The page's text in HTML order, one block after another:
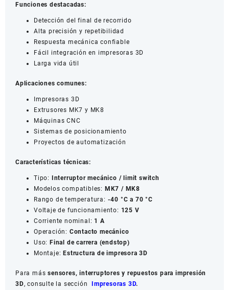
Funciones destacadas:
Detección del final de recorrido
Alta precisión y repetibilidad
Respuesta mecánica confiable
Fácil integración en impresoras 3D
Larga vida útil
Aplicaciones comunes:
Impresoras 3D
Extrusores MK7 y MK8
Máquinas CNC
Sistemas de posicionamiento
Proyectos de automatización
Características técnicas:
Tipo: Interruptor mecánico / limit switch
Modelos compatibles: MK7 / MK8
Rango de temperatura: -40 °C a 70 °C
Voltaje de funcionamiento: 125 V
Corriente nominal: 1 A
Operación: Contacto mecánico
Uso: Final de carrera (endstop)
Montaje:Estructura de impresora 3D
Para mássensores, interruptores y repuestos para impresión
3D, consulte la secciónImpresoras 3D.